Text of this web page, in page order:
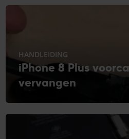
HANDLEIDING
iPhone 8 Plus
vervangen